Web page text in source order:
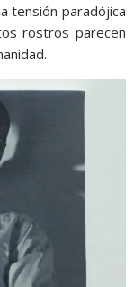
tensión paradójica
rostros parecen